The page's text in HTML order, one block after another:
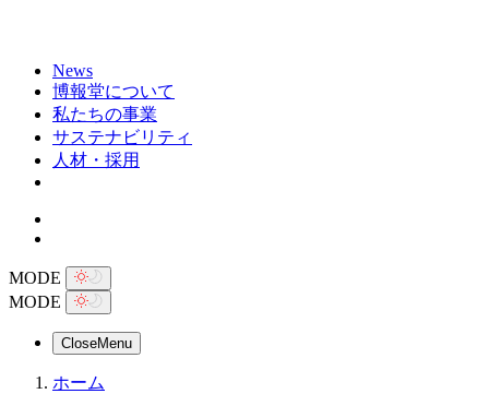
News
博報堂について
私たちの事業
サステナビリティ
人材・採用
MODE
MODE
CloseMenu
ホーム